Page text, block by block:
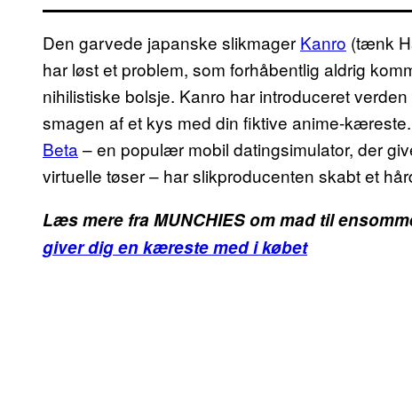
Den garvede japanske slikmager Kanro (tænk
har løst et problem, som forhåbentlig aldrig
nihilistiske bolsje. Kanro har introduceret
smagen af et kys med din fiktive anime-
Beta – en populær mobil datingsimulator, der
virtuelle tøser – har slikproducenten skabt et
Læs mere fra MUNCHIES om mad til
giver dig en kæreste med i købet